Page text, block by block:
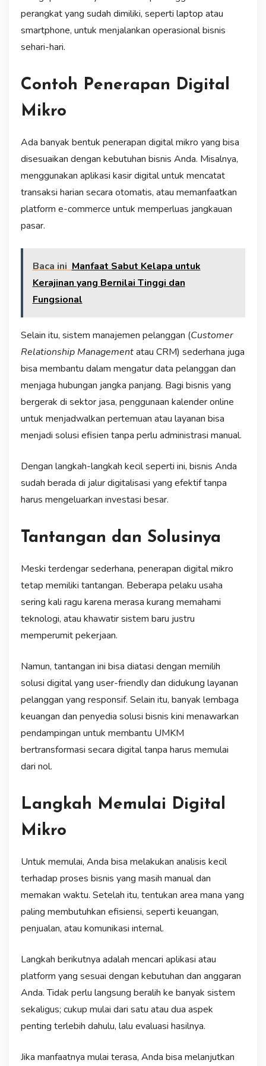
perangkat yang sudah dimiliki, seperti laptop atau
smartphone, untuk menjalankan operasional bisnis
sehari-hari.
Contoh Penerapan Digital
Mikro
Ada banyak bentuk penerapan digital mikro yang bisa
disesuaikan dengan kebutuhan bisnis Anda. Misalnya,
menggunakan aplikasi kasir digital untuk mencatat
transaksi harian secara otomatis, atau memanfaatkan
platform e-commerce untuk memperluas jangkauan
pasar.
Baca ini Manfaat Sabut Kelapa untuk
Kerajinan yang Bernilai Tinggi dan
Fungsional
Selain itu, sistem manajemen pelanggan (Customer
Relationship Managementatau CRM) sederhana juga
bisa membantu dalam mengatur data pelanggan dan
menjaga hubungan jangka panjang. Bagi bisnis yang
bergerak di sektor jasa, penggunaan kalender online
untuk menjadwalkan pertemuan atau layanan bisa
menjadi solusi efisien tanpa perlu administrasi manual.
Dengan langkah-langkah kecil seperti ini, bisnis Anda
sudah berada di jalur digitalisasi yang efektif tanpa
harus mengeluarkan investasi besar.
Tantangan dan Solusinya
Meski terdengar sederhana, penerapan digital mikro
tetap memiliki tantangan. Beberapa pelaku usaha
sering kali ragu karena merasa kurang memahami
teknologi, atau khawatir sistem baru justru
memperumit pekerjaan.
Namun, tantangan ini bisa diatasi dengan memilih
solusi digital yang user-friendly dan didukung layanan
pelanggan yang responsif. Selain itu, banyak lembaga
keuangan dan penyedia solusi bisnis kini menawarkan
pendampingan untuk membantu UMKM
bertransformasi secara digital tanpa harus memulai
dari nol.
Langkah Memulai Digital
Mikro
Untuk memulai, Anda bisa melakukan analisis kecil
terhadap proses bisnis yang masih manual dan
memakan waktu. Setelah itu, tentukan area mana yang
paling membutuhkan efisiensi, seperti keuangan,
penjualan, atau komunikasi internal.
Langkah berikutnya adalah mencari aplikasi atau
platform yang sesuai dengan kebutuhan dan anggaran
Anda. Tidak perlu langsung beralih ke banyak sistem
sekaligus; cukup mulai dari satu atau dua aspek
penting terlebih dahulu, lalu evaluasi hasilnya.
Jika manfaatnya mulai terasa, Anda bisa melanjutkan